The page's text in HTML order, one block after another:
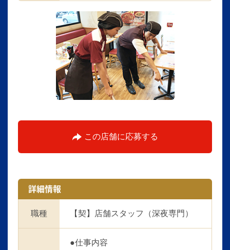
この店舗に応募する
詳細情報
職種 【契】店舗スタッフ（深夜専門）
●仕事内容